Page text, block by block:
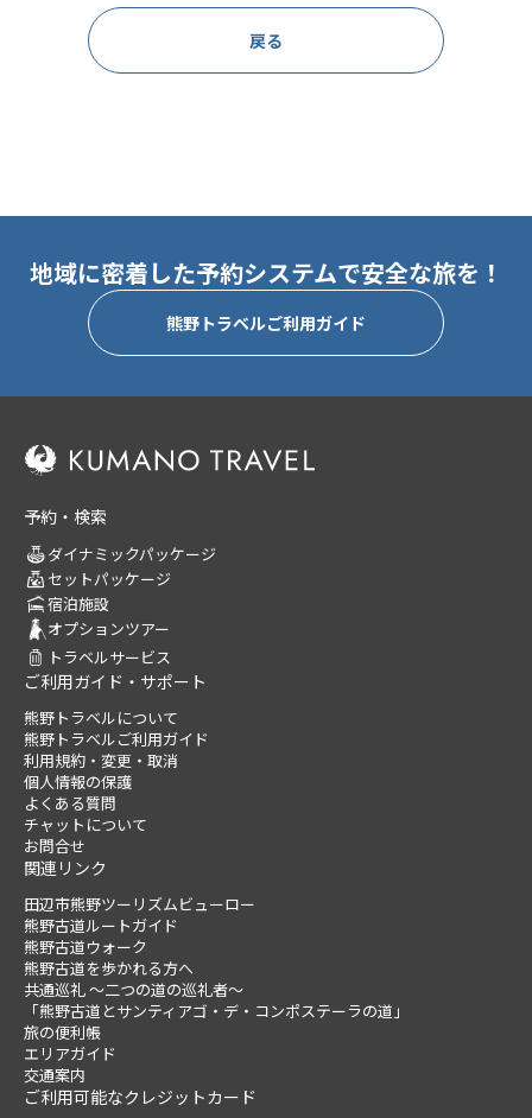
戻る
地域に密着した予約システムで安全な旅を！
熊野トラベルご利用ガイド
予約・検索
ダイナミックパッケージ
セットパッケージ
宿泊施設
オプションツアー
トラベルサービス
ご利用ガイド・サポート
熊野トラベルについて
熊野トラベルご利用ガイド
利用規約・変更・取消
個人情報の保護
よくある質問
チャットについて
お問合せ
関連リンク
田辺市熊野ツーリズムビューロー
熊野古道ルートガイド
熊野古道ウォーク
熊野古道を歩かれる方へ
共通巡礼 ～二つの道の巡礼者～
「熊野古道とサンティアゴ・デ・コンポステーラの道」
旅の便利帳
エリアガイド
交通案内
ご利用可能なクレジットカード